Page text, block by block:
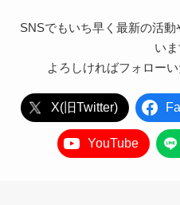
SNSでもいち早く最新の活
いま
よろしければフォロー
X(旧Twitter)
YouTube